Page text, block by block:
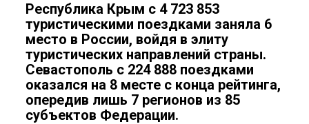
Республика Крым с 4 723 853
туристическими поездками заняла 6
место в России, войдя в элиту
туристических направлений страны.
Севастополь с 224 888 поездками
оказался на 8 месте с конца рейтинга,
опередив лишь 7 регионов из 85
субъектов Федерации.